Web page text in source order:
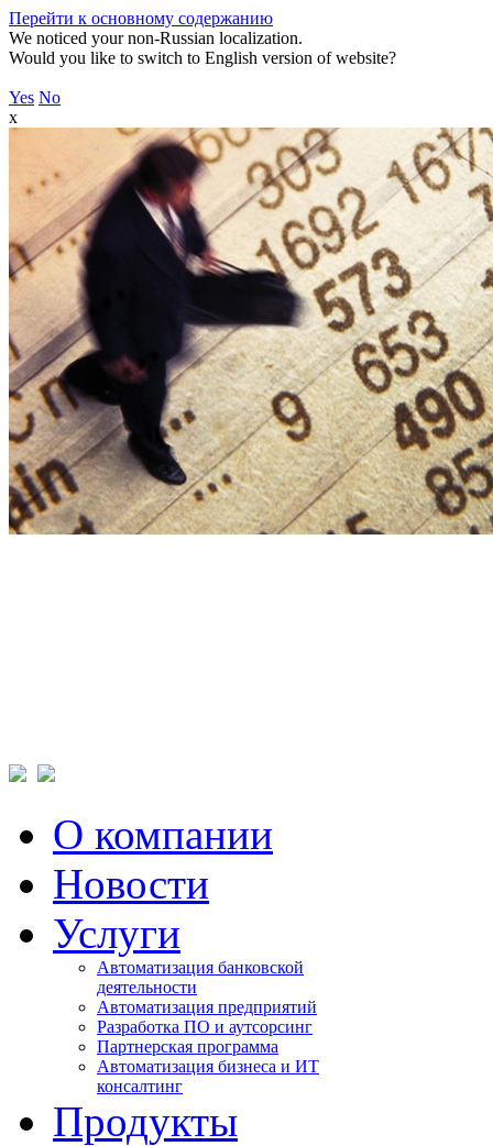
Перейти к основному содержанию
We noticed your non-Russian localization.
Would you like to switch to English version of website?
Yes No
x
О компании
Новости
Услуги
Автоматизация банковской
деятельности
Автоматизация предприятий
Разработка ПО и аутсорсинг
Партнерская программа
Автоматизация бизнеса и ИТ
консалтинг
Продукты